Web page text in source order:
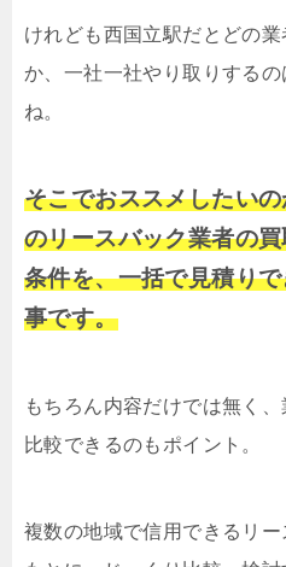
けれども西国立駅だとどの
か、一社一社やり取りする
ね。
そこでおススメしたい
のリースバック業者の
条件を、一括で見積り
事です。
もちろん内容だけでは無く
比較できるのもポイント。
複数の地域で信用できるリ